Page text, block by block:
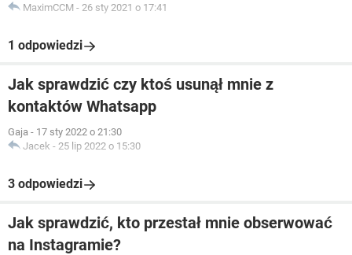
MaximCCM - 26 sty 2021 o 17:41
1 odpowiedzi
Jak sprawdzić czy ktoś usunął mnie z
kontaktów Whatsapp
Gaja - 17 sty 2022 o 21:30
Jacek - 25 lip 2022 o 15:30
3 odpowiedzi
Jak sprawdzić, kto przestał mnie obserwować
na Instagramie?